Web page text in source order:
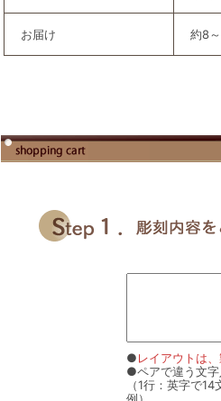
お届け 約8
●レイアウトは
●ペアで違う文字
（1行：英字で